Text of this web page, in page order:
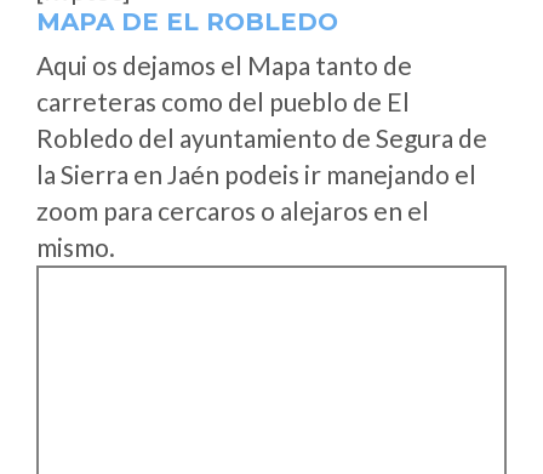
MAPA DE EL ROBLEDO
Aqui os dejamos el Mapa tanto de
carreteras como del pueblo de El
Robledo del ayuntamiento de Segura de
la Sierra en Jaén podeis ir manejando el
zoom para cercaros o alejaros en el
mismo.